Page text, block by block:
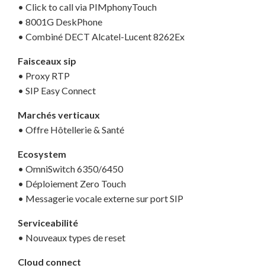
• Click to call via PIMphonyTouch
• 8001G DeskPhone
• Combiné DECT Alcatel-Lucent 8262Ex
Faisceaux sip
• Proxy RTP
• SIP Easy Connect
Marchés verticaux
• Offre Hôtellerie & Santé
Ecosystem
• OmniSwitch 6350/6450
• Déploiement Zero Touch
• Messagerie vocale externe sur port SIP
Serviceabilité
• Nouveaux types de reset
Cloud connect